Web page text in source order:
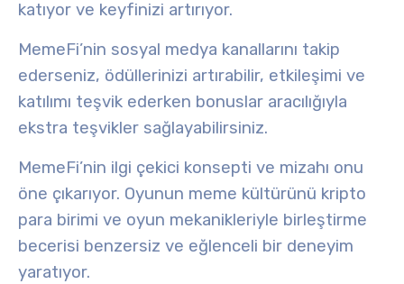
katıyor ve keyfinizi artırıyor.
MemeFi’nin sosyal medya kanallarını takip
ederseniz, ödüllerinizi artırabilir, etkileşimi ve
katılımı teşvik ederken bonuslar aracılığıyla
ekstra teşvikler sağlayabilirsiniz.
MemeFi’nin ilgi çekici konsepti ve mizahı onu
öne çıkarıyor. Oyunun meme kültürünü kripto
para birimi ve oyun mekanikleriyle birleştirme
becerisi benzersiz ve eğlenceli bir deneyim
yaratıyor.